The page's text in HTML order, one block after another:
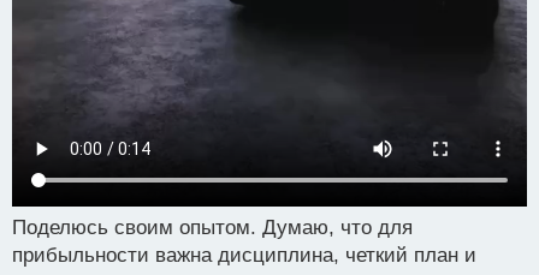
Поделюсь своим опытом. Думаю, что для
прибыльности важна дисциплина, четкий план и